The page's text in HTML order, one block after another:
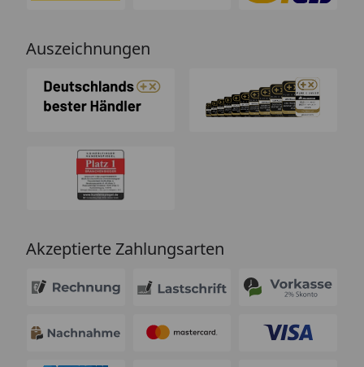
Auszeichnungen
Akzeptierte Zahlungsarten